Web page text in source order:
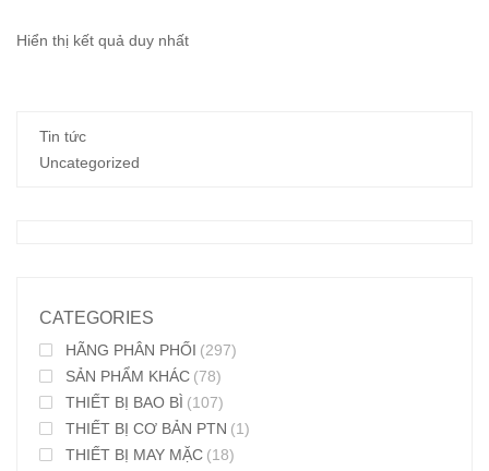
Hiển thị kết quả duy nhất
Tin tức
Uncategorized
CATEGORIES
HÃNG PHÂN PHỐI (297)
SẢN PHẨM KHÁC (78)
THIẾT BỊ BAO BÌ (107)
THIẾT BỊ CƠ BẢN PTN (1)
THIẾT BỊ MAY MẶC (18)